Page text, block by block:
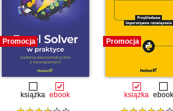
Promocja
książka ebook
Promocja
książka ebook